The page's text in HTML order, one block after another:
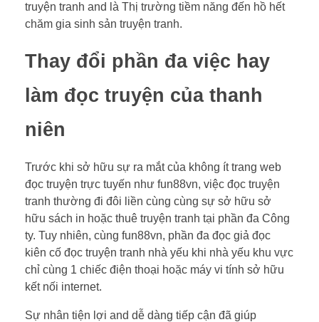
truyện tranh and là Thị trường tiềm năng đến hồ hết
chăm gia sinh sản truyện tranh.
Thay đổi phần đa việc hay
làm đọc truyện của thanh
niên
Trước khi sở hữu sự ra mắt của không ít trang web
đọc truyện trực tuyến như fun88vn, việc đọc truyện
tranh thường đi đôi liền cùng cùng sự sở hữu sở
hữu sách in hoặc thuê truyện tranh tại phần đa Công
ty. Tuy nhiên, cùng fun88vn, phần đa đọc giả đọc
kiên cố đọc truyện tranh nhà yếu khi nhà yếu khu vực
chỉ cùng 1 chiếc điện thoại hoặc máy vi tính sở hữu
kết nối internet.
Sự nhân tiện lợi and dễ dàng tiếp cận đã giúp